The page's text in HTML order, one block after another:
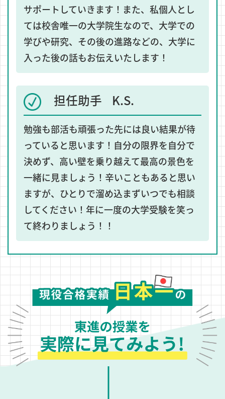
サポートしていきます！また、私個人とし
ては校舎唯一の大学院生なので、大学での
学びや研究、その後の進路などの、大学に
入った後の話もお伝えいたします！
担任助手 K.S.
勉強も部活も頑張った先には良い結果が待
っていると思います！自分の限界を自分で
決めず、高い壁を乗り越えて最高の景色を
一緒に見ましょう！辛いこともあると思い
ますが、ひとりで溜め込まずいつでも相談
してください！年に一度の大学受験を笑っ
て終わりましょう！！